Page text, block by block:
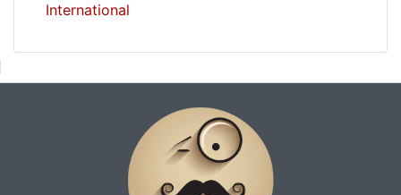
International